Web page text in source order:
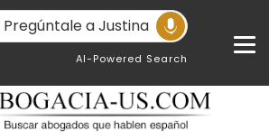
AI-Powered Search